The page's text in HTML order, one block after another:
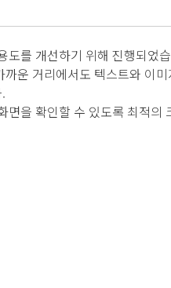
도를 개선하기 위해 진행되었
운 거리에서도 텍스트와 이
면을 확인할 수 있도록 최적의